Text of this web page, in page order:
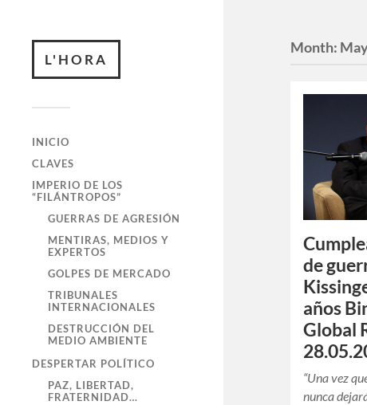
L'HORA
INICIO
CLAVES
IMPERIO DE LOS
“FILÁNTROPOS”
GUERRAS DE AGRESIÓN
MENTIRAS, MEDIOS Y
EXPERTOS
GOLPES DE MERCADO
TRIBUNALES
INTERNACIONALES
DESTRUCCIÓN DEL
MEDIO AMBIENTE
DESPERTAR POLÍTICO
PAZ, LIBERTAD,
FRATERNIDAD…
Month:
de
años
Global
“Una vez
nunca